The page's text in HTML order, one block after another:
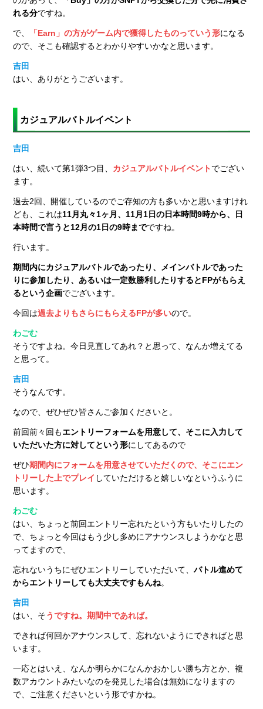
れる分ですね。
で、 「Earn」の方がゲーム内で獲得したものっていう形になる
ので、そこも確認するとわかりやすいかなと思います。
吉田
はい、ありがとうございます。
カジュアルバトルイベント
吉田
はい、続いて第1弾3つ目、 カジュアルバトルイベント でござい
ます。
過去2回、開催しているのでご存知の方も多いかと思いますけれ
ども、これは11月丸々1ヶ月、11月1日の日本時間9時から、日
本時間で言うと12月の1日の9時までですね。
行います。
期間内にカジュアルバトルであったり、メインバトルであった
りに参加したり、あるいは一定数勝利したりするとFPがもらえ
るという企画でございます。
今回は過去よりもさらにもらえるFPが多いので。
わごむ
そうですよね。今日見直してあれ？と思って、なんか増えてる
と思って。
吉田
そうなんです。
なので、ぜひぜひ皆さんご参加くださいと。
前回前々回もエントリーフォームを用意して、そこに入力して
いただいた方に対してという形にしてあるので
ぜひ期間内にフォームを用意させていただくので、そこにエン
トリーした上でプレイ していただけると嬉しいなというふうに
思います。
わごむ
はい、ちょっと前回エントリー忘れたという方もいたりしたの
で、ちょっと今回はもう少し多めにアナウンスしようかなと思
ってますので、
忘れないうちにぜひエントリーしていただいて、バトル進めて
からエントリーしても大丈夫ですもんね。
吉田
はい、そうですね。期間中であれば。
できれば何回かアナウンスして、忘れないようにできればと思
います。
一応とはいえ、なんか明らかになんかおかしい勝ち方とか、複
数アカウントみたいなのを発見した場合は無効になりますの
で、ご注意くださいという形ですかね。